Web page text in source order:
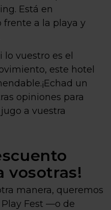
Está en
frente a la playa y
lo vuestro es el
este hotel
un
opiniones para
a vuestra
vosotras!
manera, queremos
Fest —o de